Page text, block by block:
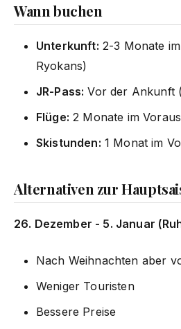
Wann buchen
Unterkunft: 2-3 Monate
Ryokans)
JR-Pass: Vor der Ankunft
Flüge: 2 Monate im Voraus
Skistunden: 1 Monat im
Alternativen zur
26. Dezember - 5. Januar
Nach Weihnachten aber
Weniger Touristen
Bessere Preise